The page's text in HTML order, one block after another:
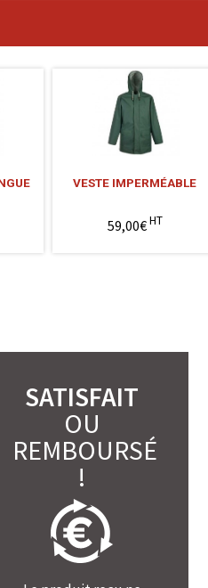
VESTE IMPERMÉABLE
59,00€HT
SATISFAIT
OU
REMBOURSÉ
!